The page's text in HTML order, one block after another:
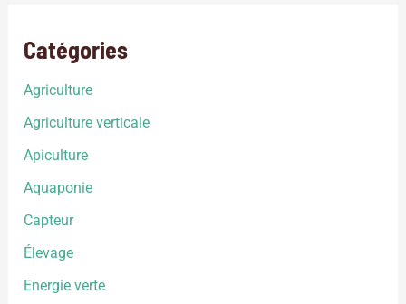
Catégories
Agriculture
Agriculture verticale
Apiculture
Aquaponie
Capteur
Élevage
Energie verte